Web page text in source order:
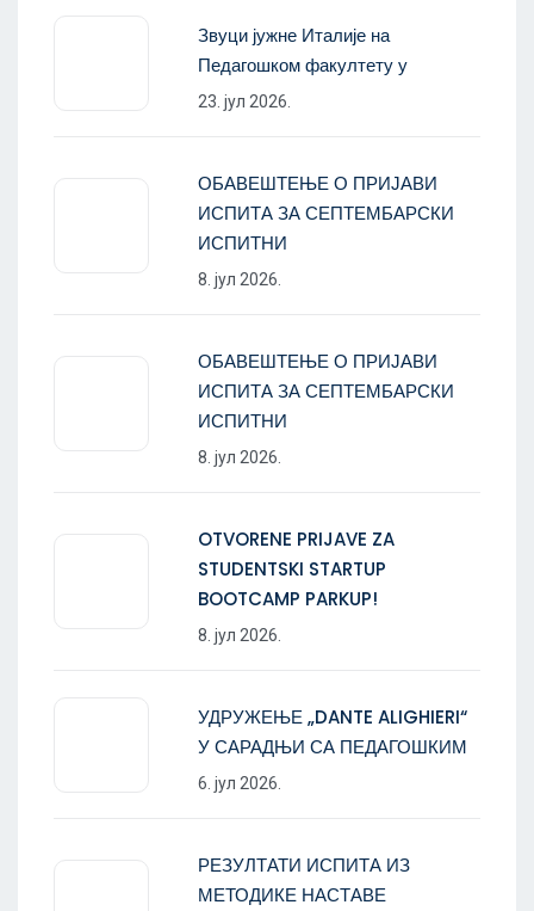
Звуци јужне Италије на
Педагошком факултету у
23. јул 2026.
ОБАВЕШТЕЊЕ О ПРИЈАВИ
ИСПИТА ЗА СЕПТЕМБАРСКИ
ИСПИТНИ
8. јул 2026.
ОБАВЕШТЕЊЕ О ПРИЈАВИ
ИСПИТА ЗА СЕПТЕМБАРСКИ
ИСПИТНИ
8. јул 2026.
OTVORENE PRIJAVE ZA
STUDENTSKI STARTUP
BOOTCAMP PARKUP!
8. јул 2026.
УДРУЖЕЊЕ „DANTE ALIGHIERI“
У САРАДЊИ СА ПЕДАГОШКИМ
6. јул 2026.
РЕЗУЛТАТИ ИСПИТА ИЗ
МЕТОДИКЕ НАСТАВЕ